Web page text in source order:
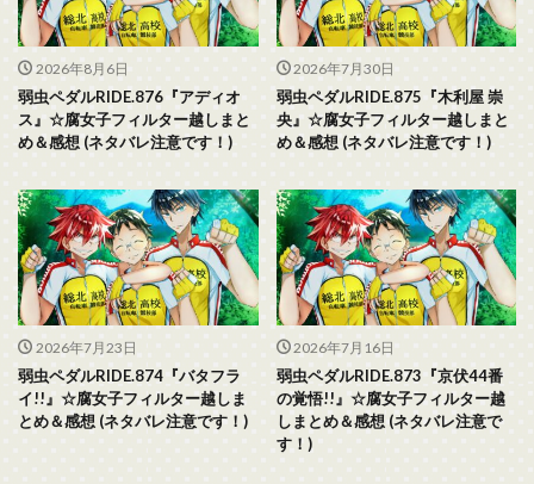
2026年8月6日
弱虫ペダルRIDE.876『アディオ
ス』☆腐女子フィルター越しまと
め＆感想 (ネタバレ注意です！)
2026年7月30日
弱虫ペダルRIDE.875『木利屋 崇
央』☆腐女子フィルター越しまと
め＆感想 (ネタバレ注意です！)
2026年7月23日
弱虫ペダルRIDE.874『バタフラ
イ!!』☆腐女子フィルター越しま
とめ＆感想 (ネタバレ注意です！)
2026年7月16日
弱虫ペダルRIDE.873『京伏44番
の覚悟!!』☆腐女子フィルター越
しまとめ＆感想 (ネタバレ注意で
す！)